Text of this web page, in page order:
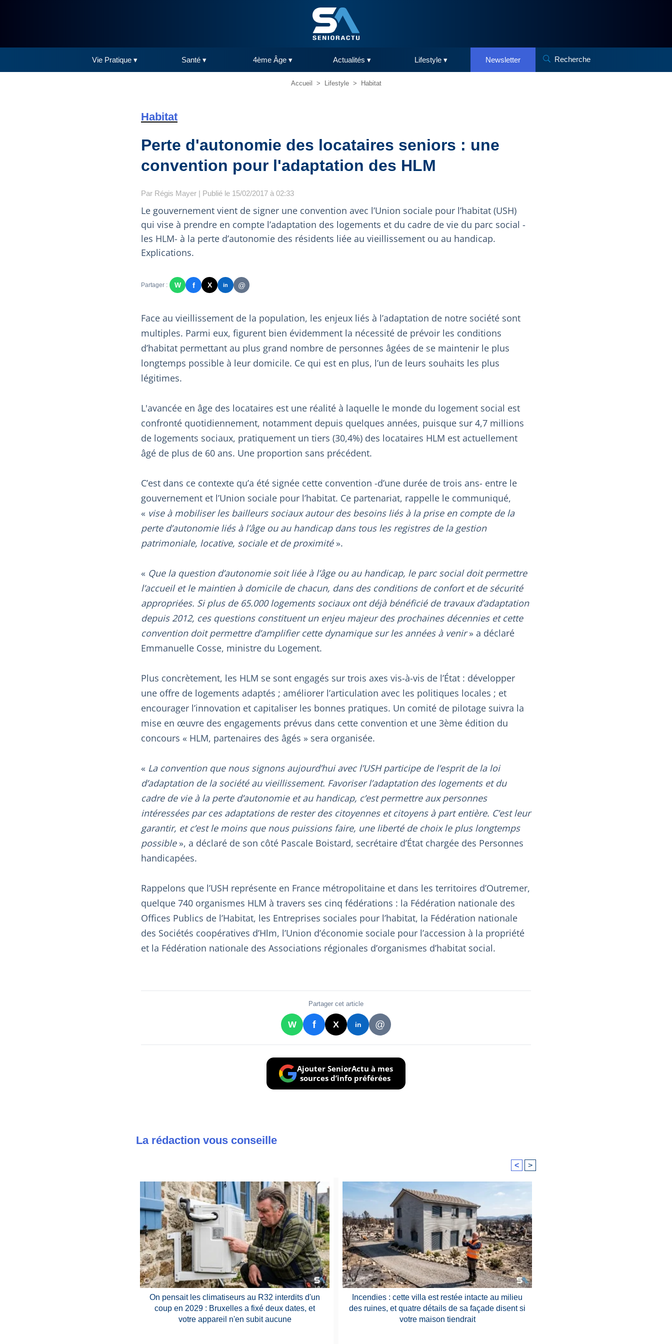
Vie Pratique ▾ Santé ▾ 4ème Âge ▾ Actualités ▾ Lifestyle ▾ Newsletter Recherche
Accueil > Lifestyle > Habitat
Habitat
Perte d'autonomie des locataires seniors : une
convention pour l'adaptation des HLM
Par Régis Mayer | Publié le 15/02/2017 à 02:33
Le gouvernement vient de signer une convention avec l’Union sociale pour l’habitat (USH)
qui vise à prendre en compte l’adaptation des logements et du cadre de vie du parc social -
les HLM- à la perte d’autonomie des résidents liée au vieillissement ou au handicap.
Explications.
Partager : W f X in @
Face au vieillissement de la population, les enjeux liés à l’adaptation de notre société sont
multiples. Parmi eux, figurent bien évidemment la nécessité de prévoir les conditions
d’habitat permettant au plus grand nombre de personnes âgées de se maintenir le plus
longtemps possible à leur domicile. Ce qui est en plus, l’un de leurs souhaits les plus
légitimes.
L'avancée en âge des locataires est une réalité à laquelle le monde du logement social est
confronté quotidiennement, notamment depuis quelques années, puisque sur 4,7 millions
de logements sociaux, pratiquement un tiers (30,4%) des locataires HLM est actuellement
âgé de plus de 60 ans. Une proportion sans précédent.
C’est dans ce contexte qu’a été signée cette convention -d’une durée de trois ans- entre le
gouvernement et l’Union sociale pour l’habitat. Ce partenariat, rappelle le communiqué,
« vise à mobiliser les bailleurs sociaux autour des besoins liés à la prise en compte de la
perte d’autonomie liés à l’âge ou au handicap dans tous les registres de la gestion
patrimoniale, locative, sociale et de proximité».
« Que la question d’autonomie soit liée à l’âge ou au handicap, le parc social doit permettre
l’accueil et le maintien à domicile de chacun, dans des conditions de confort et de sécurité
appropriées. Si plus de 65.000 logements sociaux ont déjà bénéficié de travaux d’adaptation
depuis 2012, ces questions constituent un enjeu majeur des prochaines décennies et cette
convention doit permettre d’amplifier cette dynamique sur les années à venir» a déclaré
Emmanuelle Cosse, ministre du Logement.
Plus concrètement, les HLM se sont engagés sur trois axes vis-à-vis de l’État : développer
une offre de logements adaptés ; améliorer l’articulation avec les politiques locales ; et
encourager l’innovation et capitaliser les bonnes pratiques. Un comité de pilotage suivra la
mise en œuvre des engagements prévus dans cette convention et une 3ème édition du
concours « HLM, partenaires des âgés » sera organisée.
« La convention que nous signons aujourd’hui avec l’USH participe de l’esprit de la loi
d’adaptation de la société au vieillissement. Favoriser l’adaptation des logements et du
cadre de vie à la perte d’autonomie et au handicap, c’est permettre aux personnes
intéressées par ces adaptations de rester des citoyennes et citoyens à part entière. C’est leur
garantir, et c’est le moins que nous puissions faire, une liberté de choix le plus longtemps
possible», a déclaré de son côté Pascale Boistard, secrétaire d’État chargée des Personnes
handicapées.
Rappelons que l’USH représente en France métropolitaine et dans les territoires d’Outremer,
quelque 740 organismes HLM à travers ses cinq fédérations : la Fédération nationale des
Offices Publics de l’Habitat, les Entreprises sociales pour l’habitat, la Fédération nationale
des Sociétés coopératives d’Hlm, l’Union d’économie sociale pour l’accession à la propriété
et la Fédération nationale des Associations régionales d’organismes d’habitat social.
Partager cet article
W f X in @
Ajouter SeniorActu à mes
sources d’info préférées
La rédaction vous conseille
< >
On pensait les climatiseurs au R32 interdits d'un
coup en 2029 : Bruxelles a fixé deux dates, et
votre appareil n'en subit aucune
Incendies : cette villa est restée intacte au milieu
des ruines, et quatre détails de sa façade disent si
votre maison tiendrait